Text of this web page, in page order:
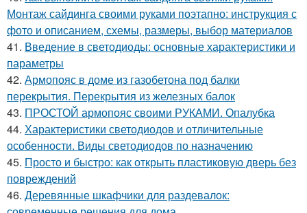
Монтаж сайдинга своими руками поэтапно: инструкция с
фото и описанием, схемы, размеры, выбор материалов
41. Введение в светодиоды: основные характеристики и
параметры
42. Армопояс в доме из газобетона под балки
перекрытия. Перекрытия из железных балок
43. ПРОСТОЙ армопояс своими РУКАМИ. Опалубка
44. Характеристики светодиодов и отличительные
особенности. Виды светодиодов по назначению
45. Просто и быстро: как открыть пластиковую дверь без
повреждений
46. Деревянные шкафчики для раздевалок: